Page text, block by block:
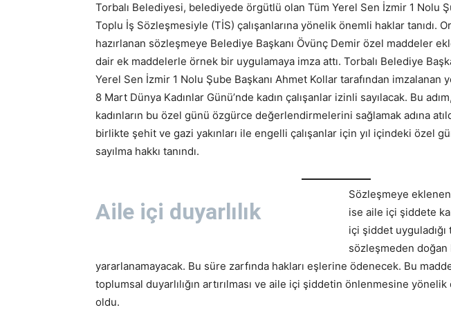
Torbalı Belediyesi, belediyede örgütlü olan Tüm Yerel Sen İzmir 1 Nolu
Toplu İş Sözleşmesiyle (TİS) çalışanlarına yönelik önemli haklar tanıdı.
hazırlanan sözleşmeye Belediye Başkanı Övünç Demir özel maddeler
dair ek maddelerle örnek bir uygulamaya imza attı. Torbalı Belediye
Yerel Sen İzmir 1 Nolu Şube Başkanı Ahmet Kollar tarafından imzalanan
8 Mart Dünya Kadınlar Günü’nde kadın çalışanlar izinli sayılacak. Bu
kadınların bu özel günü özgürce değerlendirmelerini sağlamak adına
birlikte şehit ve gazi yakınları ile engelli çalışanlar için yıl içindeki özel
sayılma hakkı tanındı.
Aile içi duyarlılık
Sözleşmeye
ise aile içi şiddete
içi şiddet
sözleşmeden
yararlanamayacak. Bu süre zarfında hakları eşlerine ödenecek. Bu
toplumsal duyarlılığın artırılması ve aile içi şiddetin önlenmesine
oldu.